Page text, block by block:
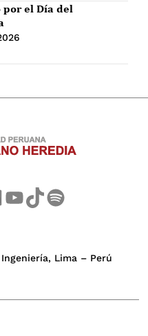
por el Día del
YouTube TikTok Spotify
Lima – Perú